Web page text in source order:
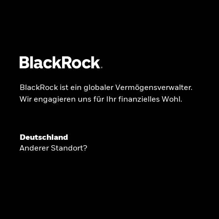
INSIDE THE MARKET
BlackRock ist ein globaler Vermögensverwalter.
Wir engagieren uns für Ihr finanzielles Wohl.
Deutschland
Anderer Standort?